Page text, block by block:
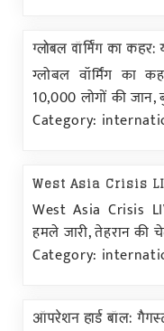
ग्लोबल वॉर्मिंग का कहर:
ग्लोबल वॉर्मिंग का
10,000 लोगों की जान,
Category:
West Asia Crisis
West Asia Crisis
हमले जारी, तेहरान की
Category:
ऑपरेशन हार्ड बॉल: